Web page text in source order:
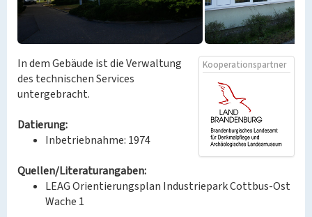
Kooperationspartner
In dem Gebäude ist die Verwaltung
des technischen Services
untergebracht.
Datierung:
Inbetriebnahme: 1974
Quellen/Literaturangaben:
LEAG Orientierungsplan Industriepark Cottbus-Ost
Wache 1